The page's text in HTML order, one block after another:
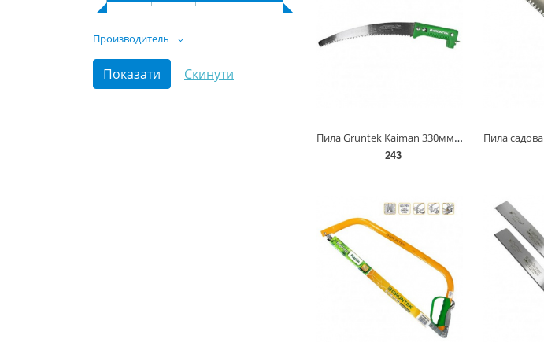
Производитель
Пила Gruntek Kaiman 330мм 295205056
243